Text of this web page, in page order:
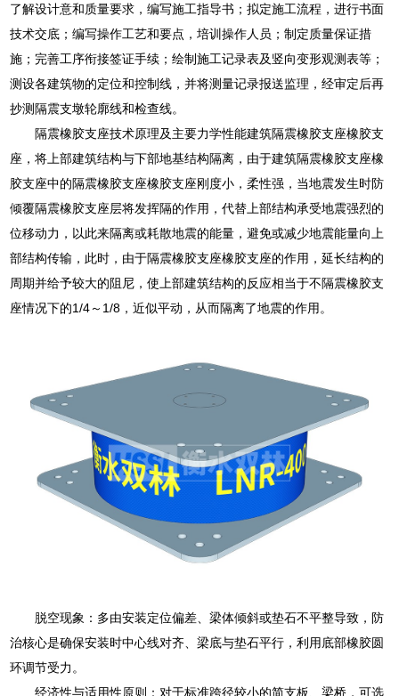
了解设计意和质量要求，编写施工指导书；拟定施工流程，进行书面
技术交底；编写操作工艺和要点，培训操作人员；制定质量保证措
施；完善工序衔接签证手续；绘制施工记录表及竖向变形观测表等；
测设各建筑物的定位和控制线，并将测量记录报送监理，经审定后再
抄测隔震支墩轮廓线和检查线。
隔震橡胶支座技术原理及主要力学性能建筑隔震橡胶支座橡胶支
座，将上部建筑结构与下部地基结构隔离，由于建筑隔震橡胶支座橡
胶支座中的隔震橡胶支座橡胶支座刚度小，柔性强，当地震发生时防
倾覆隔震橡胶支座层将发挥隔的作用，代替上部结构承受地震强烈的
位移动力，以此来隔离或耗散地震的能量，避免或减少地震能量向上
部结构传输，此时，由于隔震橡胶支座橡胶支座的作用，延长结构的
周期并给予较大的阻尼，使上部建筑结构的反应相当于不隔震橡胶支
座情况下的1/4～1/8，近似平动，从而隔离了地震的作用。
脱空现象：多由安装定位偏差、梁体倾斜或垫石不平整导致，防
治核心是确保安装时中心线对齐、梁底与垫石平行，利用底部橡胶圆
环调节受力。
经济性与适用性原则：对于标准跨径较小的简支板、梁桥，可选